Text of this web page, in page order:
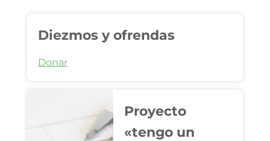
Diezmos y ofrendas
Donar
Proyecto
«tengo un